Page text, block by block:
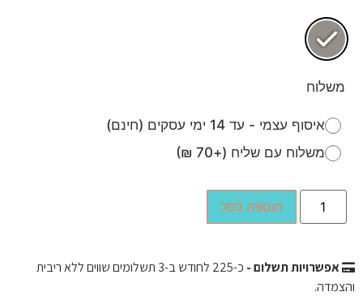
משלוח
איסוף עצמי - עד 14 ימי עסקים (חינם)
משלוח עם שליח (+70 ₪)
הוספה לסל
אפשרויות תשלום - כ-225
לחודש ב-3 תשלומים שווים ללא ריבית
והצמדה.